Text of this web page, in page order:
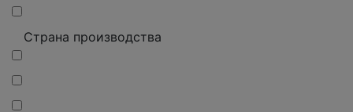
Страна производства